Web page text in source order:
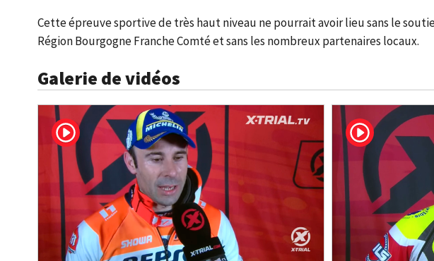
Cette épreuve sportive de très haut niveau ne pourrait avoir lieu sans le
Région Bourgogne Franche Comté et sans les nombreux partenaires locaux.
Galerie de vidéos